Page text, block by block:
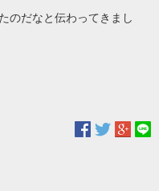
のだなと伝わってきまし